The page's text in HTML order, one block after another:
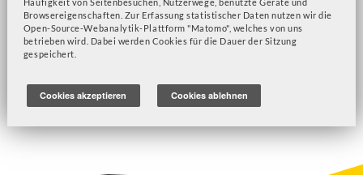
Häufigkeit von Seitenbesuchen, Nutzerwege, benutzte Geräte und
Browsereigenschaften. Zur Erfassung statistischer Daten nutzen wir die
Open-Source-Webanalytik-Plattform "Matomo", welches von uns
betrieben wird. Dabei werden Cookies für die Dauer der Sitzung
gespeichert.
Cookies akzeptieren Cookies ablehnen
Light on Earth
Achtsamkeit abonnieren